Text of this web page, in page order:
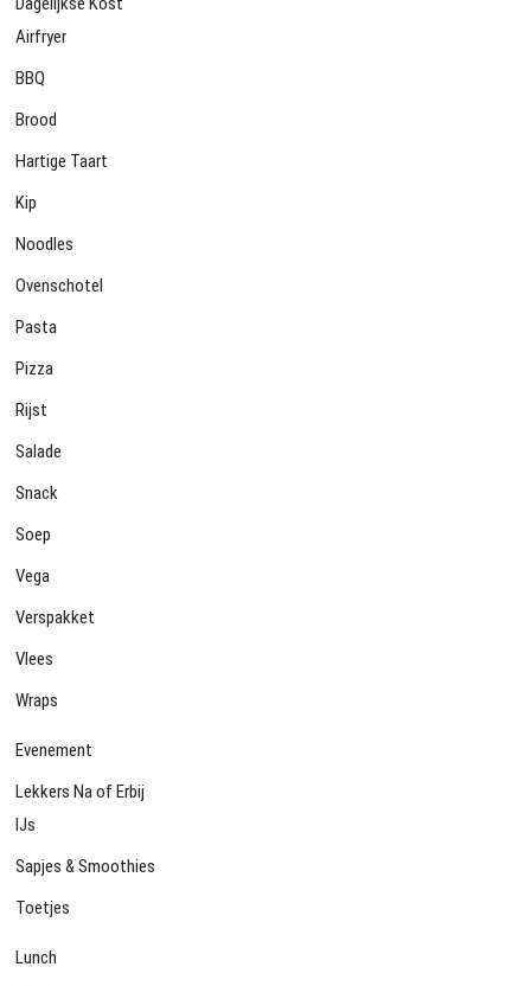
Airfryer
BBQ
Brood
Hartige Taart
Kip
Noodles
Ovenschotel
Pasta
Pizza
Rijst
Salade
Snack
Soep
Vega
Verspakket
Vlees
Wraps
Evenement
Lekkers Na of Erbij
IJs
Sapjes & Smoothies
Toetjes
Lunch